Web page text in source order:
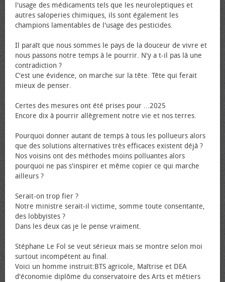
l'usage des médicaments tels que les neuroleptiques et
autres saloperies chimiques, ils sont également les
champions lamentables de l'usage des pesticides.
Il paraît que nous sommes le pays de la douceur de vivre et
nous passons notre temps à le pourrir. N'y a t-il pas là une
contradiction ?
C'est une évidence, on marche sur la tête. Tête qui ferait
mieux de penser.
Certes des mesures ont été prises pour ...2025
Encore dix à pourrir allègrement notre vie et nos terres.
Pourquoi donner autant de temps à tous les pollueurs alors
que des solutions alternatives très efficaces existent déjà ?
Nos voisins ont des méthodes moins polluantes alors
pourquoi ne pas s'inspirer et même copier ce qui marche
ailleurs ?
Serait-on trop fier ?
Notre ministre serait-il victime, somme toute consentante,
des lobbyistes ?
Dans les deux cas je le pense vraiment.
Stéphane Le Fol se veut sérieux mais se montre selon moi
surtout incompétent au final.
Voici un homme instruit:BTS agricole, Maîtrise et DEA
d'économie diplôme du conservatoire des Arts et métiers